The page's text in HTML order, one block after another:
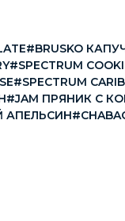
#BRUSKO
#SPECTRUM
#SPECTRUM
#JAM ПРЯНИК С
АПЕЛЬСИН